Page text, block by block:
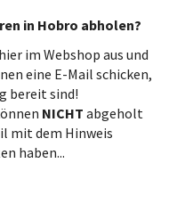
in Hobro abholen?
im Webshop aus und
eine E-Mail schicken,
bereit sind!
NICHT abgeholt
mit dem Hinweis
haben...